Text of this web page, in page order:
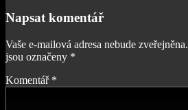
Napsat komentář
Vaše e-mailová adresa nebude zveřejněna.
jsou označeny *
Komentář *